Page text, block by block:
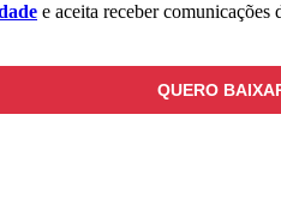
e aceita receber